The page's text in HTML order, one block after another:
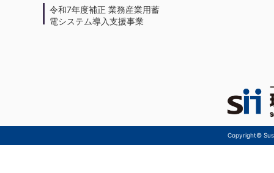
令和7年度補正 業務産業用蓄
電システム導入支援事業
Copyright©